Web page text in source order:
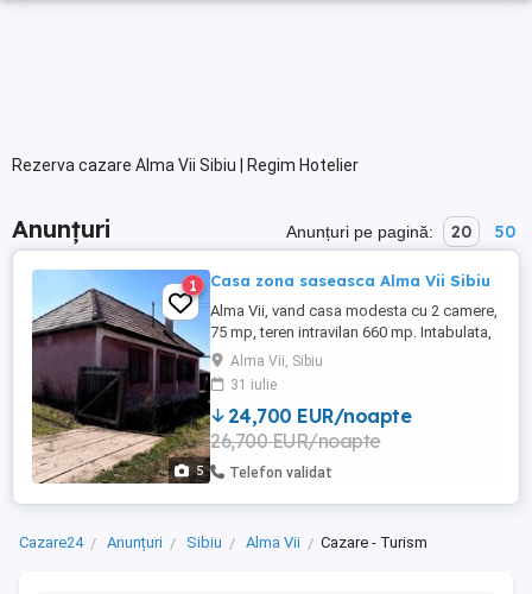
Rezerva cazare Alma Vii Sibiu | Regim Hotelier
Anunțuri Anunțuri pe pagină: 20 50
5
1 Casa zona saseasca Alma Vii Sibiu
Alma Vii, vand casa modesta cu 2 camere,
75 mp, teren intravilan 660 mp. Intabulata,
acte la zi pt CVC, racordata la curent
electric, internet si telefon detalii
suplimentare telefonic.
Alma Vii, Sibiu
31 iulie
24,700 EUR/noapte
26,700 EUR/noapte
Telefon validat
Cazare24 Anunțuri Sibiu Alma Vii Cazare - Turism